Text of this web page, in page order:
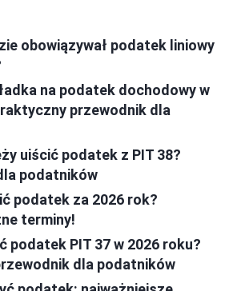
obowiązywał podatek liniowy
na podatek dochodowy w
przewodnik dla
uiścić podatek z PIT 38?
podatników
podatek za 2026 rok?
terminy!
podatek PIT 37 w 2026 roku?
dla podatników